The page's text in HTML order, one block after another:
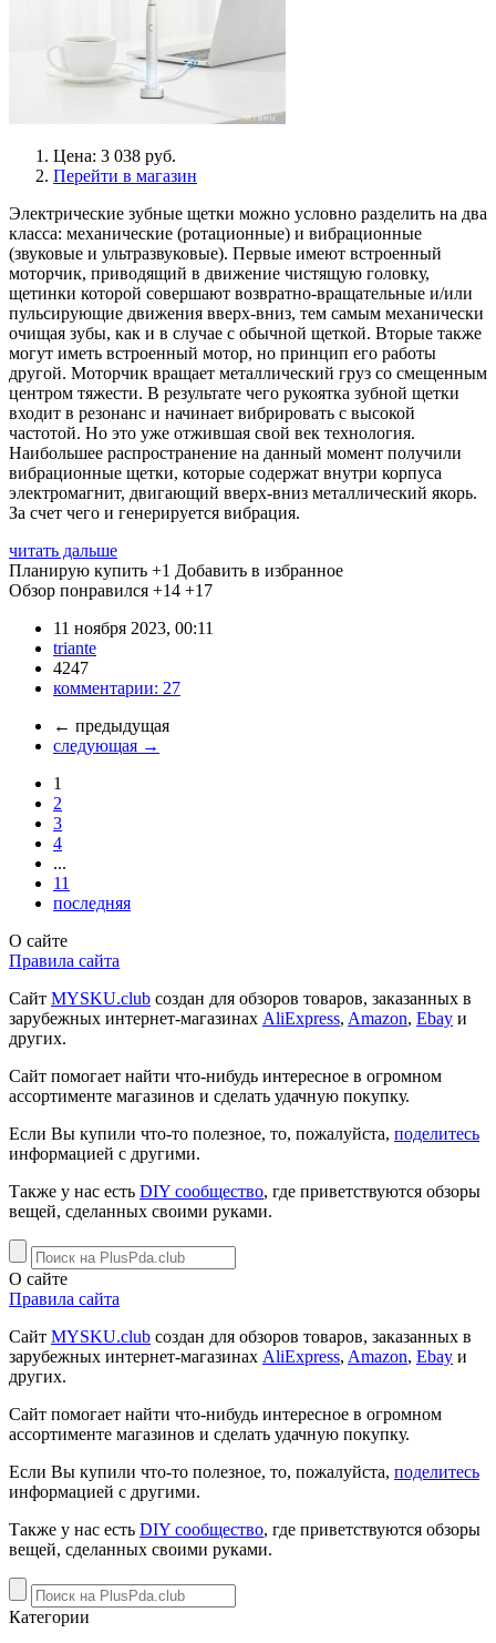
Цена: 3 038 руб.
Перейти в магазин
Электрические зубные щетки можно условно разделить на два
класса: механические (ротационные) и вибрационные
(звуковые и ультразвуковые). Первые имеют встроенный
моторчик, приводящий в движение чистящую головку,
щетинки которой совершают возвратно-вращательные и/или
пульсирующие движения вверх-вниз, тем самым механически
очищая зубы, как и в случае с обычной щеткой. Вторые также
могут иметь встроенный мотор, но принцип его работы
другой. Моторчик вращает металлический груз со смещенным
центром тяжести. В результате чего рукоятка зубной щетки
входит в резонанс и начинает вибрировать с высокой
частотой. Но это уже отжившая свой век технология.
Наибольшее распространение на данный момент получили
вибрационные щетки, которые содержат внутри корпуса
электромагнит, двигающий вверх-вниз металлический якорь.
За счет чего и генерируется вибрация.
читать дальше
Планирую купить +1 Добавить в избранное
Обзор понравился +14 +17
11 ноября 2023, 00:11
triante
4247
комментарии: 27
← предыдущая
следующая →
1
2
3
4
...
11
последняя
О сайте
Правила сайта
Сайт MYSKU.club cоздан для обзоров товаров, заказанных в
зарубежных интернет-магазинах AliExpress, Amazon, Ebay и
других.
Сайт помогает найти что-нибудь интересное в огромном
ассортименте магазинов и сделать удачную покупку.
Если Вы купили что-то полезное, то, пожалуйста, поделитесь
информацией с другими.
Также у нас есть DIY сообщество, где приветствуются обзоры
вещей, сделанных своими руками.
О сайте
Правила сайта
Сайт MYSKU.club cоздан для обзоров товаров, заказанных в
зарубежных интернет-магазинах AliExpress, Amazon, Ebay и
других.
Сайт помогает найти что-нибудь интересное в огромном
ассортименте магазинов и сделать удачную покупку.
Если Вы купили что-то полезное, то, пожалуйста, поделитесь
информацией с другими.
Также у нас есть DIY сообщество, где приветствуются обзоры
вещей, сделанных своими руками.
Категории